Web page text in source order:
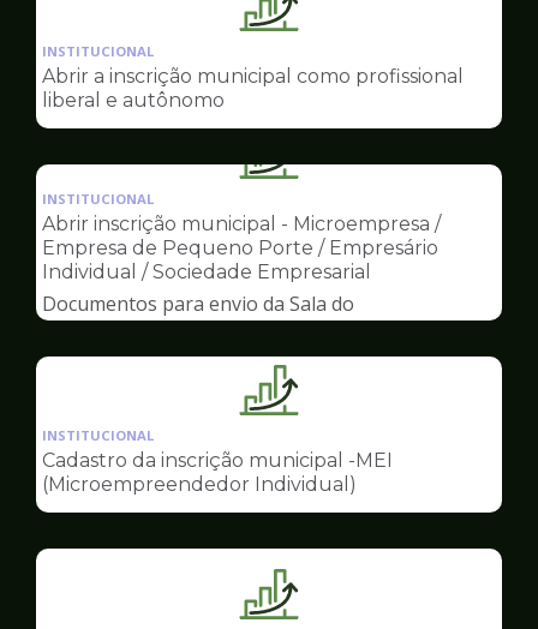
Ilustração
pagina
Sala
Empreendedor
INSTITUCIONAL
Abrir a inscrição municipal como profissional
liberal e autônomo
Ilustração
pagina
de
Sala
do
Empreendedor
INSTITUCIONAL
Abrir inscrição municipal - Microempresa /
Empresa de Pequeno Porte / Empresário
Individual / Sociedade Empresarial
Documentos para envio da Sala do
Ilustração
pagina
de
Sala
INSTITUCIONAL
Cadastro da inscrição municipal -MEI
(Microempreendedor Individual)
Ilustração